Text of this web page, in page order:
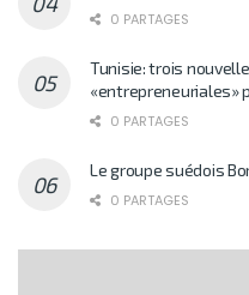
0 PARTAGES
Tunisie: trois
«entrepreneuriales»
0 PARTAGES
Le groupe suédois
0 PARTAGES